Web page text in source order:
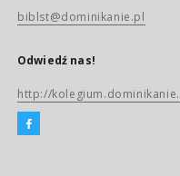
biblst@dominikanie.pl
Odwiedź nas!
http://